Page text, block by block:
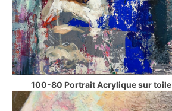
100-80 Portrait Acrylique sur toile